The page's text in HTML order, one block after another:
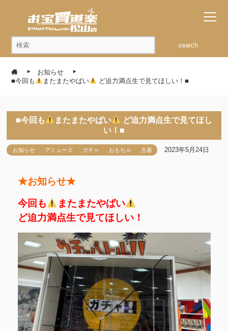
search
お知らせ
■今回も
またまたやばい ど迫力満点生で見てほしい！■
■今回も またまたやばい
ど迫力満点生で見てほし
い！■
お知らせ アミューズ ガチャ おもちゃ 古着 2023年5月24日
★お知らせ★
今回も
またまたやばい
ど迫力満点生で見てほしい！